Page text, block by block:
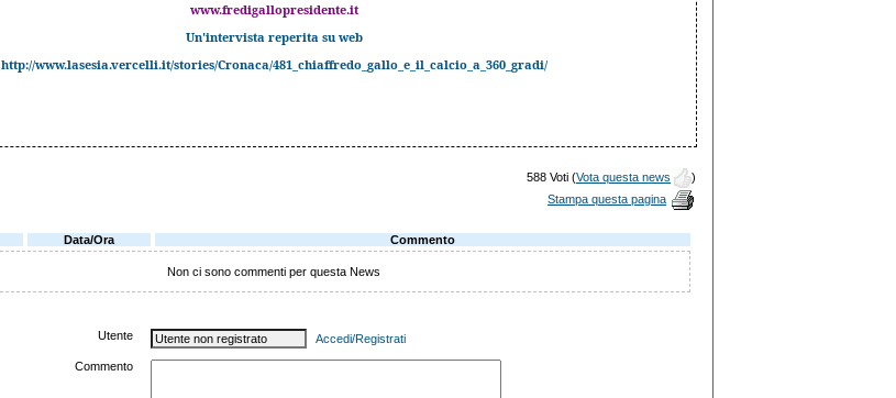
www.fredigallopresidente.it
Un'intervista reperita su web
http://www.lasesia.vercelli.it/stories/Cronaca/481_chiaffredo_gallo_e_il_calcio_a_360_gradi/
588 Voti (Vota questa news
)
Stampa questa pagina
Data/Ora Commento
Non ci sono commenti per questa News
Utente Accedi/Registrati
Commento